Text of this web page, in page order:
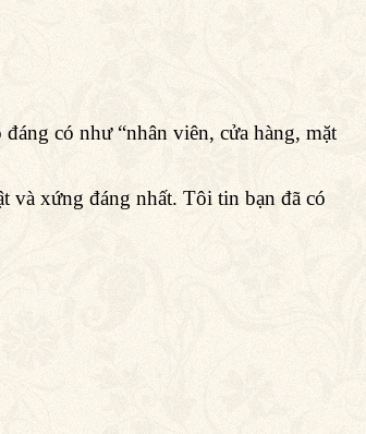
có như “nhân viên, cửa hàng, mặt
và xứng đáng nhất. Tôi tin bạn đã có